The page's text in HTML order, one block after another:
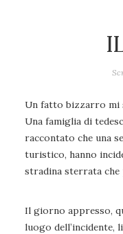
Un fatto bizzarro mi
Una famiglia di
raccontato che una
turistico, hanno
stradina sterrata
Il giorno appresso,
luogo dell’incidente,